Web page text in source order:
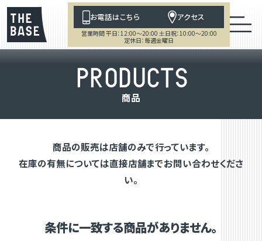
お電話はこちら アクセス
営業時間 平日：12:00～20:00 土日祝：10:00～20:00
定休日：毎週金曜日
PRODUCTS
商品
商品の販売は店舗のみで行っています。
在庫の有無については直接店舗までお問い合わせくださ
い。
条件に一致する商品がありません。